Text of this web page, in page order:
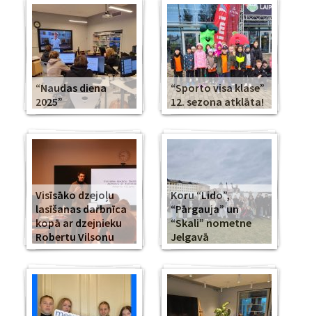
“Naudas diena
2025”
“Sporto visa klase”
12. sezona atklāta!
Visīsāko dzejoļu
lasīšanas darbnīca
kopā ar dzejnieku
Robertu Vilsonu
Koru “Lido”,
“Pārgauja” un
“Skali” nometne
Jelgavā